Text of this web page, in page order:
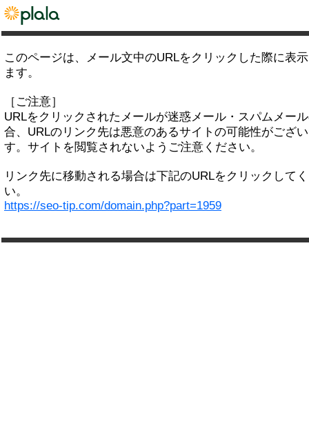
このページは、メール文中のURLをクリックした際に表
ます。
［ご注意］
URLをクリックされたメールが迷惑メール・スパムメー
合、URLのリンク先は悪意のあるサイトの可能性がござ
す。サイトを閲覧されないようご注意ください。
リンク先に移動される場合は下記のURLをクリックして
い。
https://seo-tip.com/domain.php?part=1959